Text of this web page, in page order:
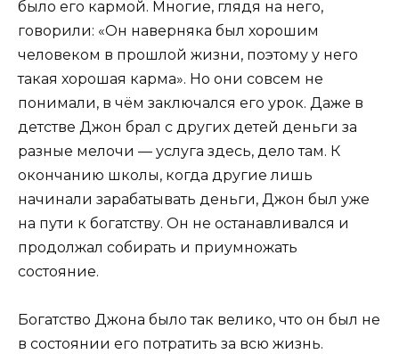
было его кармой. Многие, глядя на него,
говорили: «Он наверняка был хорошим
человеком в прошлой жизни, поэтому у него
такая хорошая карма». Но они совсем не
понимали, в чём заключался его урок. Даже в
детстве Джон брал с других детей деньги за
разные мелочи — услуга здесь, дело там. К
окончанию школы, когда другие лишь
начинали зарабатывать деньги, Джон был уже
на пути к богатству. Он не останавливался и
продолжал собирать и приумножать
состояние.
Богатство Джона было так велико, что он был не
в состоянии его потратить за всю жизнь.